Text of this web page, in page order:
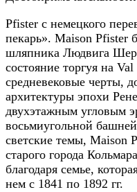
Pfister c немецкого
пекарь». Maison Pfister
шляпника Людвига
состояние торгуя на
средневековые черты,
архитектуры эпохи
двухэтажным угловым
восьмиугольной
светские темы, Maison
старого города
благодаря семье,
нем с 1841 по 1892 гг.